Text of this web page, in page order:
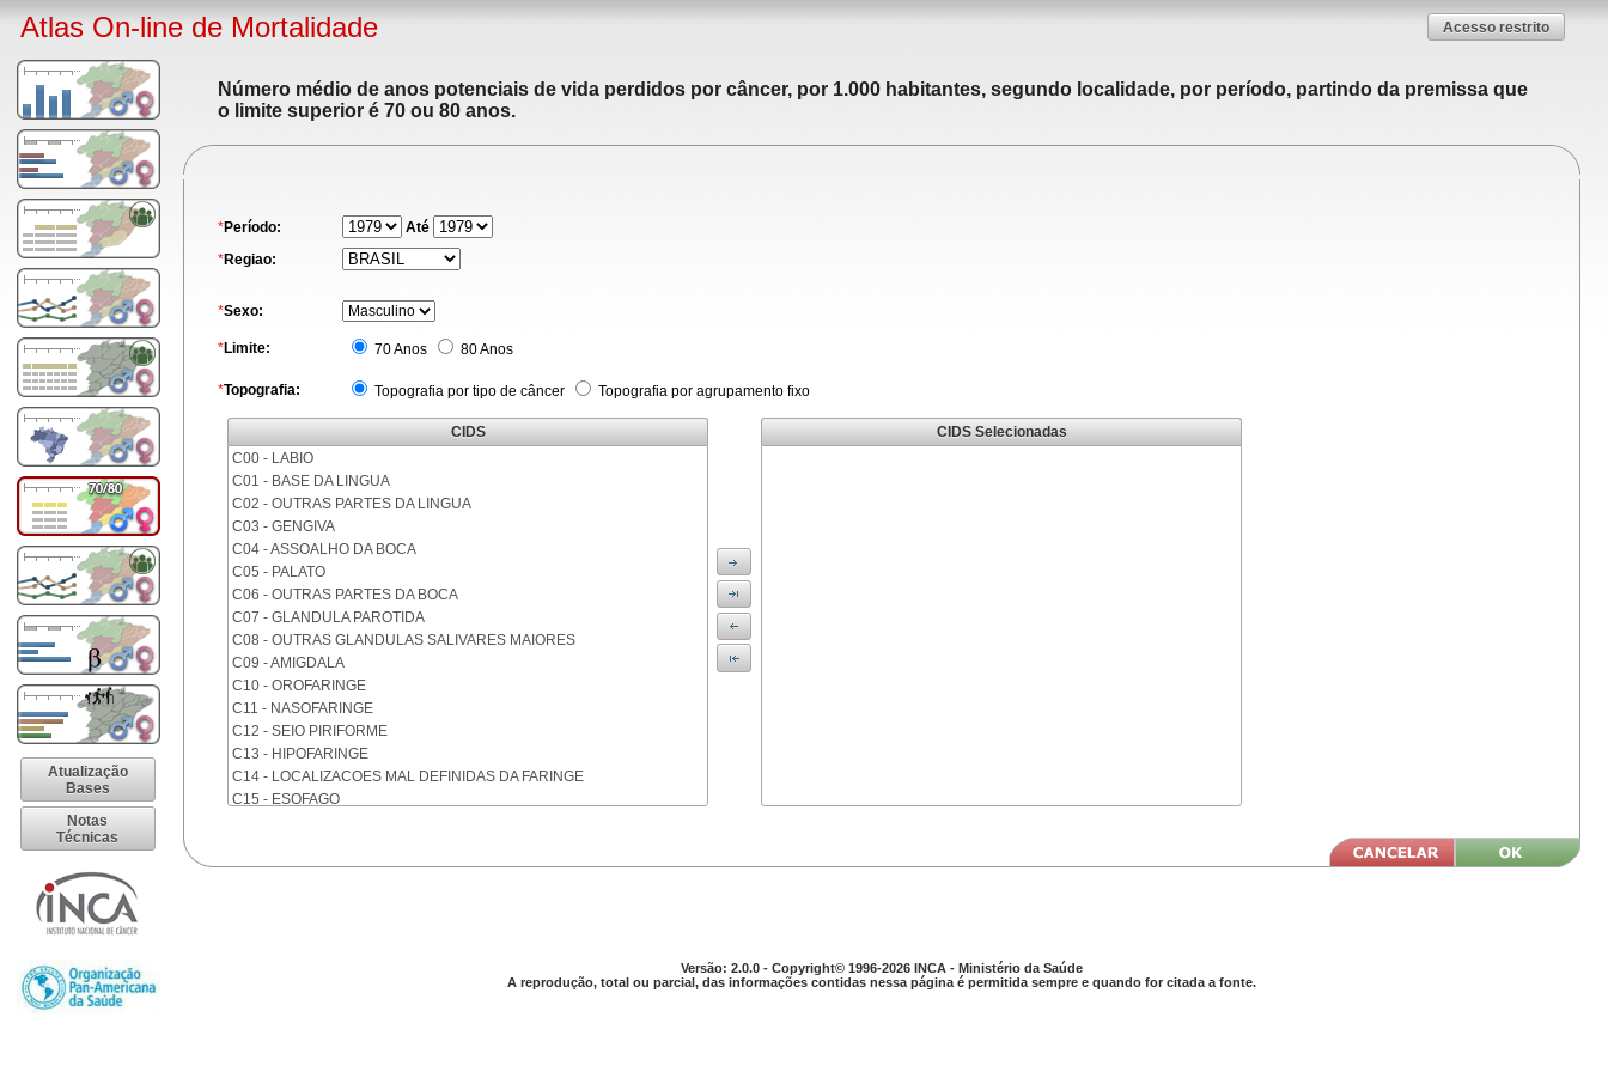
Atlas On-line de Mortalidade Acesso restrito
Atualização
Bases
Notas
Técnicas
Número médio de anos potenciais de vida perdidos por câncer, por 1.000 habitantes, segundo localidade, por período, partindo da premissa que
o limite superior é 70 ou 80 anos.
*Período:
Até
*Regiao:
*Sexo:
*Limite: 70 Anos 80 Anos
*Topografia: Topografia por tipo de câncer Topografia por agrupamento fixo
CIDS
C00 - LABIO
C01 - BASE DA LINGUA
C02 - OUTRAS PARTES DA LINGUA
C03 - GENGIVA
C04 - ASSOALHO DA BOCA
C05 - PALATO
C06 - OUTRAS PARTES DA BOCA
C07 - GLANDULA PAROTIDA
C08 - OUTRAS GLANDULAS SALIVARES MAIORES
C09 - AMIGDALA
C10 - OROFARINGE
C11 - NASOFARINGE
C12 - SEIO PIRIFORME
C13 - HIPOFARINGE
C14 - LOCALIZACOES MAL DEFINIDAS DA FARINGE
C15 - ESOFAGO
C18 - COLON
CIDS Selecionadas
Versão: 2.0.0 - Copyright© 1996-2026 INCA - Ministério da Saúde
A reprodução, total ou parcial, das informações contidas nessa página é permitida sempre e quando for citada a fonte.